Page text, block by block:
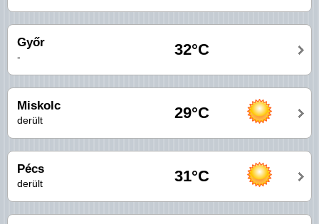
Győr
- 32°C
Miskolc
derült 29°C
Pécs
derült 31°C